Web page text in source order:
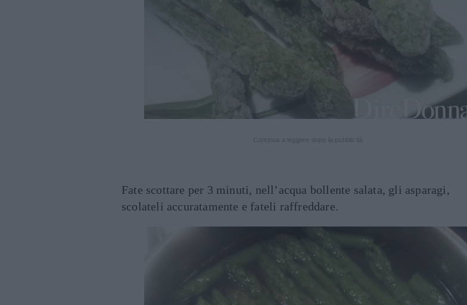
Fate scottare per 3 minuti, nell’acqua bollente salata, gli asparagi,
scolateli accuratamente e fateli raffreddare.